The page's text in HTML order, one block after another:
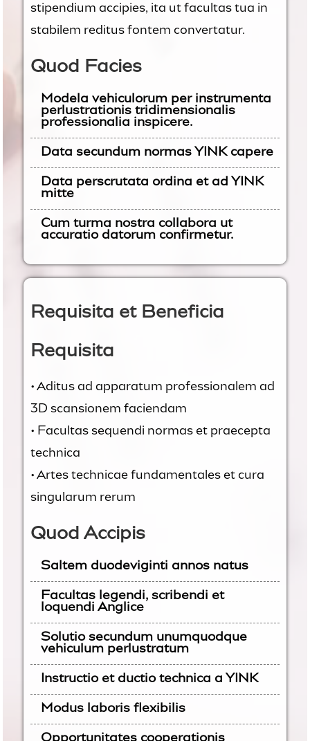
stipendium accipies, ita ut facultas tua in
stabilem reditus fontem convertatur.
Quod Facies
Modela vehiculorum per instrumenta
perlustrationis tridimensionalis
professionalia inspicere.
Data secundum normas YINK capere
Data perscrutata ordina et ad YINK
mitte
Cum turma nostra collabora ut
accuratio datorum confirmetur.
Requisita et Beneficia
Requisita
• Aditus ad apparatum professionalem ad
3D scansionem faciendam
• Facultas sequendi normas et praecepta
technica
• Artes technicae fundamentales et cura
singularum rerum
Quod Accipis
Saltem duodeviginti annos natus
Facultas legendi, scribendi et
loquendi Anglice
Solutio secundum unumquodque
vehiculum perlustratum
Instructio et ductio technica a YINK
Modus laboris flexibilis
Opportunitates cooperationis